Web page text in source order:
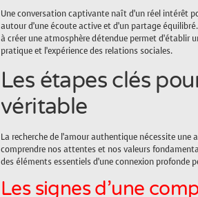
Une conversation captivante naît d’un réel intérêt
autour d’une écoute active et d’un partage
à créer une atmosphère détendue permet d’établir
pratique et l’expérience des relations sociales.
Les étapes clés
véritable
La recherche de l’amour authentique nécessite
comprendre nos attentes et nos valeurs
des éléments essentiels d’une connexion profonde
Les signes d’une